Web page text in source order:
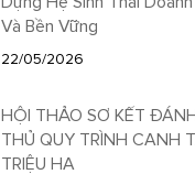
Và Bền Vững
22/05/2026
HỘI THẢO SƠ KẾT
THỦ QUY TRÌNH CANH
TRIỆU HA